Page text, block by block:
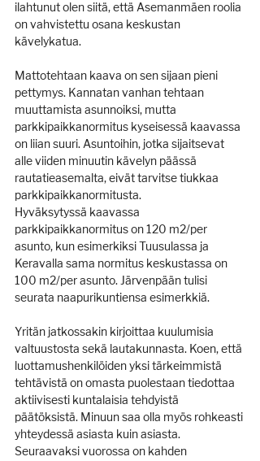
ilahtunut olen siitä, että Asemanmäen roolia
on vahvistettu osana keskustan
kävelykatua.
Mattotehtaan kaava on sen sijaan pieni
pettymys. Kannatan vanhan tehtaan
muuttamista asunnoiksi, mutta
parkkipaikkanormitus kyseisessä kaavassa
on liian suuri. Asuntoihin, jotka sijaitsevat
alle viiden minuutin kävelyn päässä
rautatieasemalta, eivät tarvitse tiukkaa
parkkipaikkanormitusta.
Hyväksytyssä kaavassa
parkkipaikkanormitus on 120 m2/per
asunto, kun esimerkiksi Tuusulassa ja
Keravalla sama normitus keskustassa on
100 m2/per asunto. Järvenpään tulisi
seurata naapurikuntiensa esimerkkiä.
Yritän jatkossakin kirjoittaa kuulumisia
valtuustosta sekä lautakunnasta. Koen, että
luottamushenkilöiden yksi tärkeimmistä
tehtävistä on omasta puolestaan tiedottaa
aktiivisesti kuntalaisia tehdyistä
päätöksistä. Minuun saa olla myös rohkeasti
yhteydessä asiasta kuin asiasta.
Seuraavaksi vuorossa on kahden